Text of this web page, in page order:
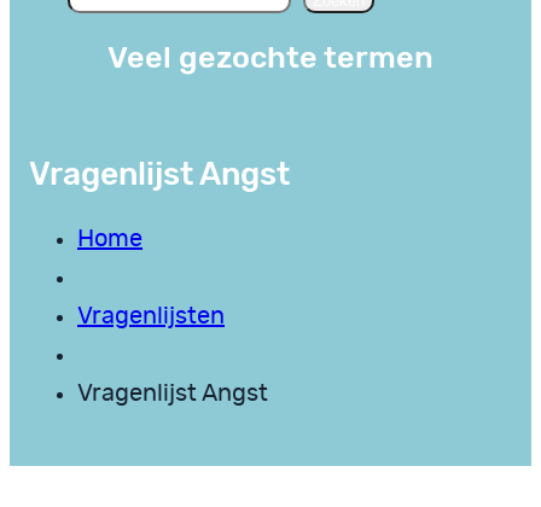
Veel gezochte termen
Vragenlijst Angst
Home
Vragenlijsten
Vragenlijst Angst